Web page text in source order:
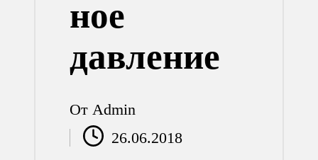
ное
давление
Запись
от
От Admin
26.06.2018